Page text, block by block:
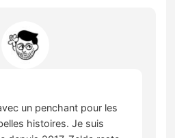
un penchant pour les
histoires. Je suis